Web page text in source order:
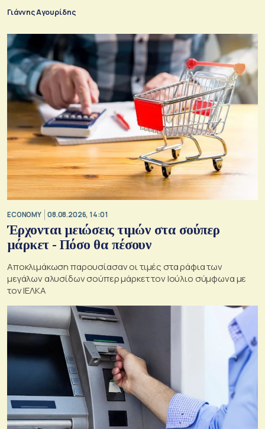
Γιάννης Αγουρίδης
ECONOMY 08.08.2026, 14:01
Έρχονται μειώσεις τιμών στα σούπερ
μάρκετ - Πόσο θα πέσουν
Αποκλιμάκωση παρουσίασαν οι τιμές στα ράφια των
μεγάλων αλυσίδων σούπερ μάρκετ τον Ιούλιο σύμφωνα με
τον ΙΕΛΚΑ